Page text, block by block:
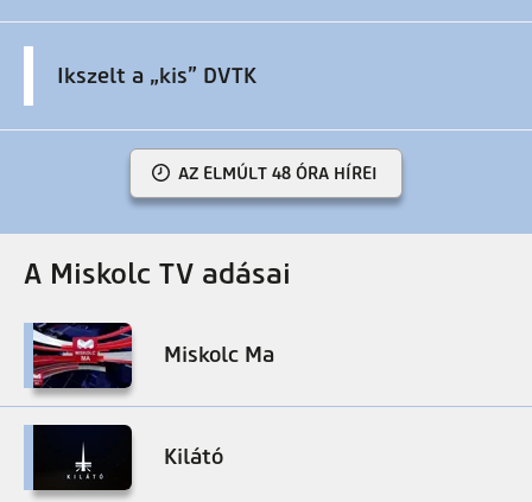
Ikszelt a „kis” DVTK
AZ ELMÚLT 48 ÓRA HÍREI
A Miskolc TV adásai
Miskolc Ma
Kilátó